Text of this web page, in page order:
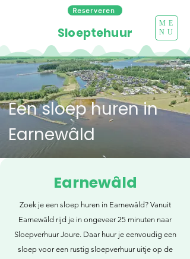
Reserveren
ME
NU
Sloeptehuur
Een sloep huren in
Earnewâld
Earnewâld
Zoek je een sloep huren in Earnewâld? Vanuit
Earnewâld rijd je in ongeveer 25 minuten naar
Sloepverhuur Joure. Daar huur je eenvoudig een
sloep voor een rustig sloepverhuur uitje op de